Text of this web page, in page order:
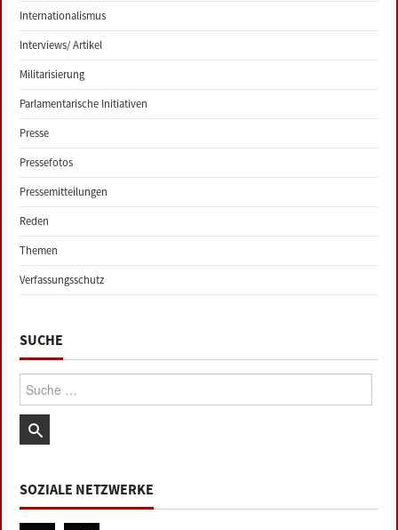
Internationalismus
Interviews/ Artikel
Militarisierung
Parlamentarische Initiativen
Presse
Pressefotos
Pressemitteilungen
Reden
Themen
Verfassungsschutz
SUCHE
Suche:
SOZIALE NETZWERKE